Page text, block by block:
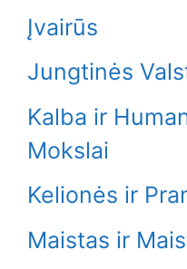
Įvairūs
Jungtinės
Kalba ir
Mokslai
Kelionės ir
Maistas ir